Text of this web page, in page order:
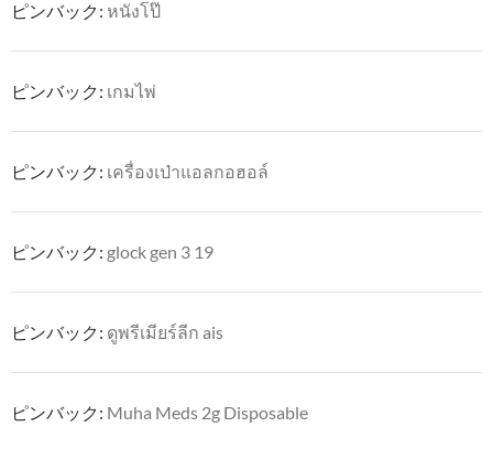
ピンバック: หนังโป๊
ピンバック: เกมไพ่
ピンバック: เครื่องเป่าแอลกอฮอล์
ピンバック: glock gen 3 19
ピンバック: ดูพรีเมียร์ลีก ais
ピンバック: Muha Meds 2g Disposable